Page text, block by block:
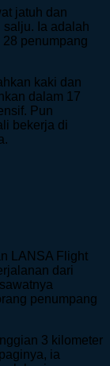
jatuh dan
Ia adalah
penumpang
kaki dan
dalam 17
Pun
bekerja di
LANSA Flight
dari
penumpang
3 kilometer
ia